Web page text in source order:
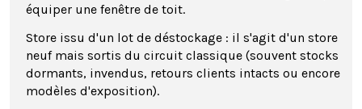
équiper une fenêtre de toit.
Store issu d'un lot de déstockage : il s'agit d'un store
neuf mais sortis du circuit classique (souvent stocks
dormants, invendus, retours clients intacts ou encore
modèles d'exposition).